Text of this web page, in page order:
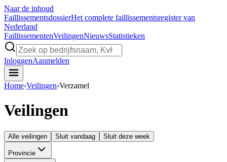
Naar de inhoud
FaillissementsdossierHet complete faillissementsregister van
Nederland
FaillissementenVeilingenNieuwsStatistieken
InloggenAanmelden
Home›Veilingen›Verzamel
Veilingen
Alle veilingen Sluit vandaag Sluit deze week
Provincie